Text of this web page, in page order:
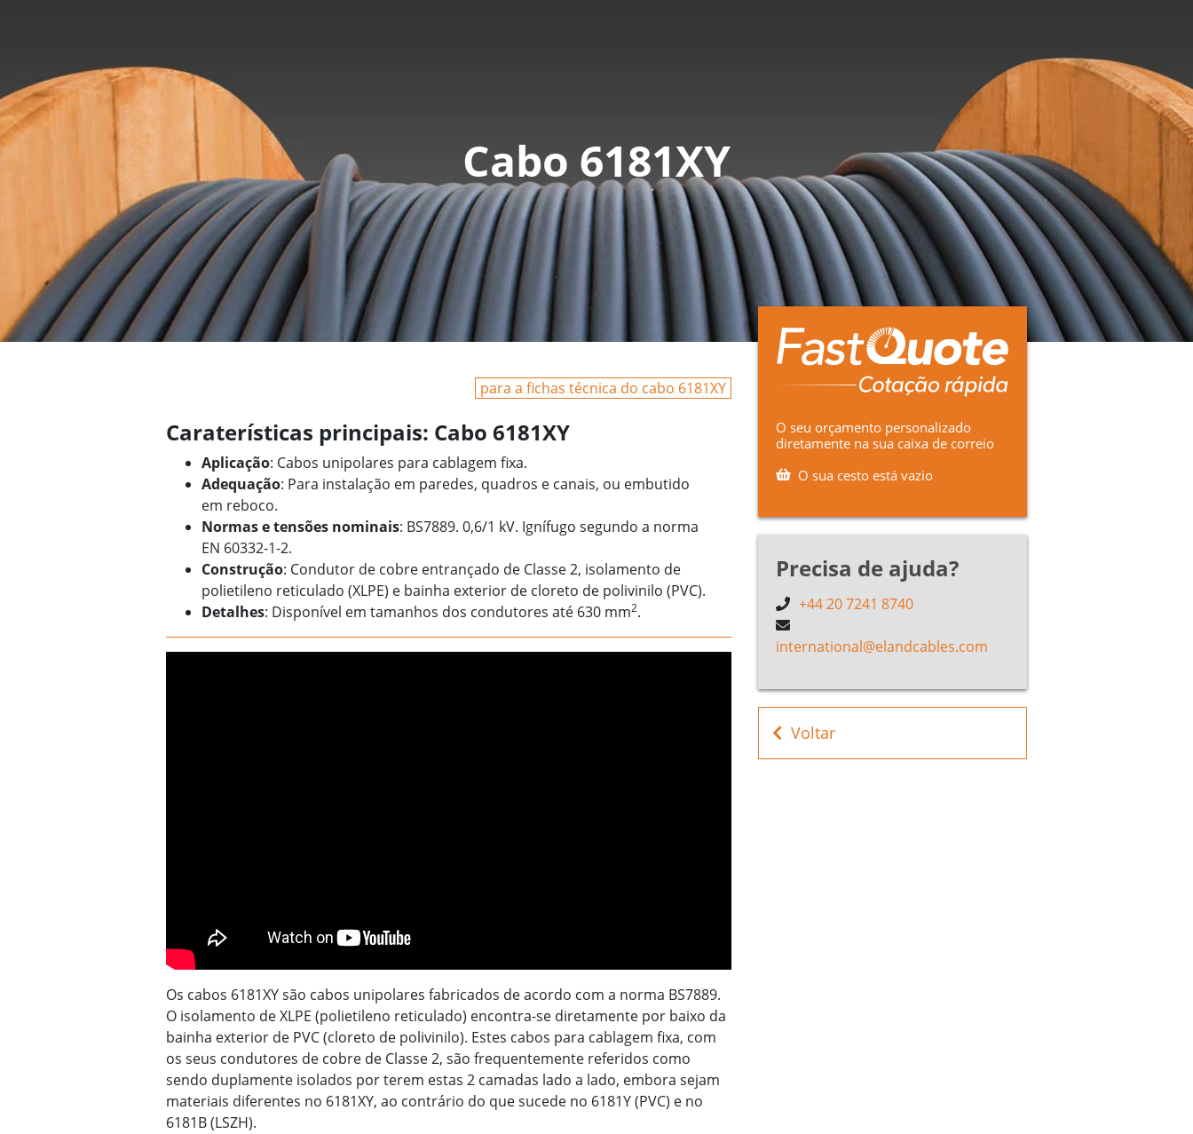
Cabo 6181XY
para a fichas técnica do cabo 6181XY
Caraterísticas principais: Cabo 6181XY
Aplicação: Cabos unipolares para cablagem fixa.
Adequação: Para instalação em paredes, quadros e canais, ou embutido
em reboco.
Normas e tensões nominais: BS7889. 0,6/1 kV. Ignífugo segundo a norma
EN 60332-1-2.
Construção: Condutor de cobre entrançado de Classe 2, isolamento de
polietileno reticulado (XLPE) e bainha exterior de cloreto de polivinilo (PVC).
Detalhes: Disponível em tamanhos dos condutores até 630 mm2.
Os cabos 6181XY são cabos unipolares fabricados de acordo com a norma BS7889.
O isolamento de XLPE (polietileno reticulado) encontra-se diretamente por baixo da
bainha exterior de PVC (cloreto de polivinilo). Estes cabos para cablagem fixa, com
os seus condutores de cobre de Classe 2, são frequentemente referidos como
sendo duplamente isolados por terem estas 2 camadas lado a lado, embora sejam
materiais diferentes no 6181XY, ao contrário do que sucede no 6181Y (PVC) e no
6181B (LSZH).
O seu orçamento personalizado
diretamente na sua caixa de correio
O sua cesto está vazio
Precisa de ajuda?
+44 20 7241 8740
international@elandcables.com
Voltar